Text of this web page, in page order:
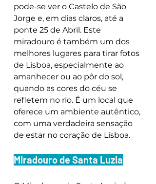
pode-se ver o Castelo de São
Jorge e, em dias claros, até a
ponte 25 de Abril. Este
miradouro é também um dos
melhores lugares para tirar fotos
de Lisboa, especialmente ao
amanhecer ou ao pôr do sol,
quando as cores do céu se
refletem no rio. É um local que
oferece um ambiente autêntico,
com uma verdadeira sensação
de estar no coração de Lisboa.
Miradouro de Santa Luzia